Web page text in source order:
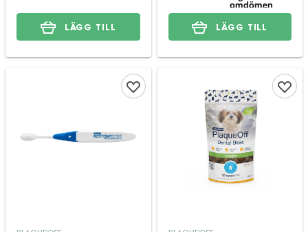
LÄGG TILL LÄGG TILL